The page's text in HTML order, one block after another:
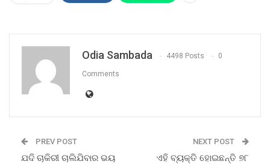
Odia Sambada 4498 Posts 0
Comments
PREV POST
ଯଦି ଚାକିରୀ ଚାଲିଯିବାର ଭୟ
NEXT POST
ଏହି ବ୍ୟକ୍ତି ହୋଇଛନ୍ତି ୭୮